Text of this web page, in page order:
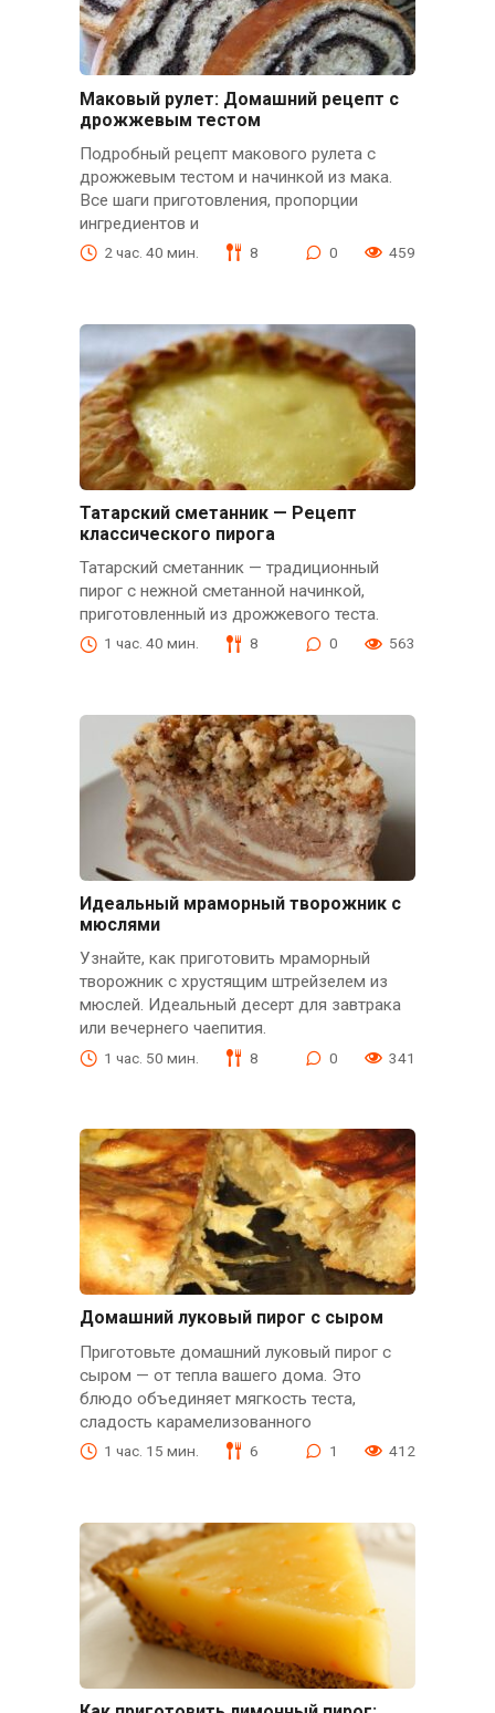
Маковый рулет: Домашний рецепт с
дрожжевым тестом
Подробный рецепт макового рулета с
дрожжевым тестом и начинкой из мака.
Все шаги приготовления, пропорции
ингредиентов и
2 час. 40 мин. 8 0 459
Татарский сметанник — Рецепт
классического пирога
Татарский сметанник — традиционный
пирог с нежной сметанной начинкой,
приготовленный из дрожжевого теста.
1 час. 40 мин. 8 0 563
Идеальный мраморный творожник с
мюслями
Узнайте, как приготовить мраморный
творожник с хрустящим штрейзелем из
мюслей. Идеальный десерт для завтрака
или вечернего чаепития.
1 час. 50 мин. 8 0 341
Домашний луковый пирог с сыром
Приготовьте домашний луковый пирог с
сыром — от тепла вашего дома. Это
блюдо объединяет мягкость теста,
сладость карамелизованного
1 час. 15 мин. 6 1 412